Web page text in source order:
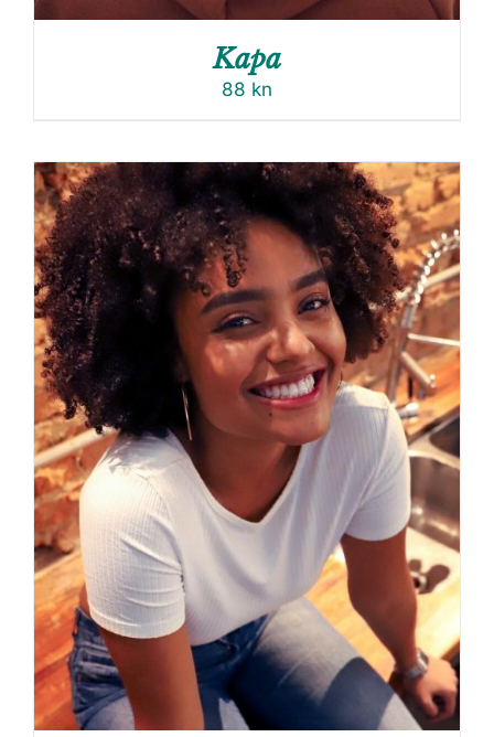
Kapa
88 kn